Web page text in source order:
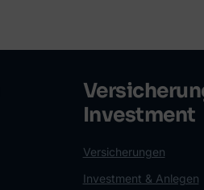
Investment
Versicherungen
Investment & Anlegen